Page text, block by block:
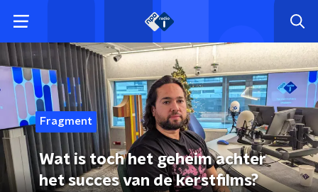
Fragment
Wat is toch het geheim achter
het succes van de kerstfilms?